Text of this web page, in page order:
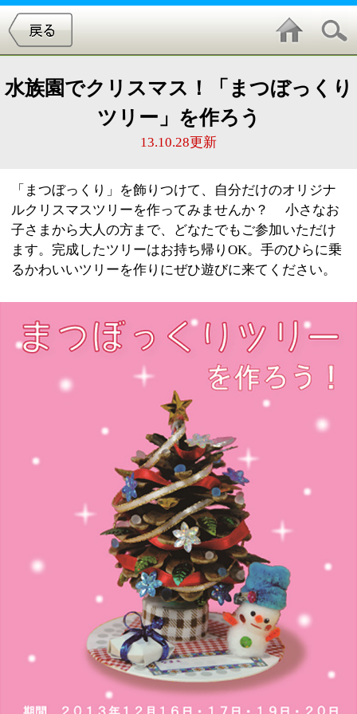
ツリー」を作ろう
「まつぼっくり」を飾りつけて、自分だけのオリジナ
ルクリスマスツリーを作ってみませんか？ 小さなお
るかわいいツリーを作りにぜひ遊びに来てください。
このページの先頭へ
墨田区時間 葛飾区時間
表示：PC|モバイル
© 2013 art blue Inc.